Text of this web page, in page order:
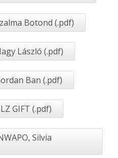
Botond (.pdf)
László (.pdf)
Ban (.pdf)
GIFT (.pdf)
Silvia